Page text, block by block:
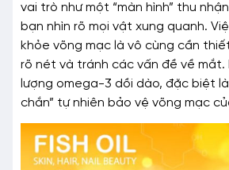
vai trò như một “màn hình” thu
bạn nhìn rõ mọi vật xung quanh.
khỏe võng mạc là vô cùng cần
rõ nét và tránh các vấn đề về mắt.
lượng omega-3 dồi dào, đặc biệt là
chắn” tự nhiên bảo vệ võng mạc